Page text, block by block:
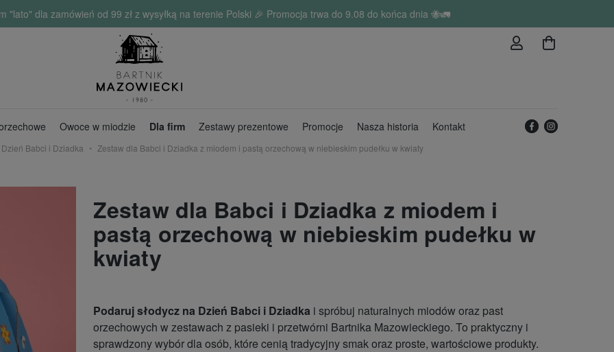
"lato" dla zamówień od 99 zł z wysyłką na terenie Polski 🎉 Promocja trwa do 9.08 do końca dnia 🐝🚛
Owoce w miodzie Dla firm Zestawy prezentowe Promocje Nasza historia Kontakt
Babci i Dziadka Zestaw dla Babci i Dziadka z miodem i pastą orzechową w niebieskim pudełku w kwiaty
Zestaw dla Babci i Dziadka z miodem i
pastą orzechową w niebieskim pudełku w
kwiaty
Podaruj słodycz na Dzień Babci i Dziadka i spróbuj naturalnych miodów oraz past
orzechowych w zestawach z pasieki i przetwórni Bartnika Mazowieckiego. To praktyczny i
sprawdzony wybór dla osób, które cenią tradycyjny smak oraz proste, wartościowe produkty.